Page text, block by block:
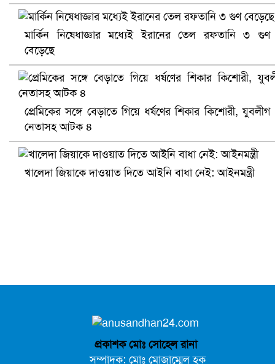
সৌদিতে ব্যাপক ধরপাকড়, এক সপ্তাহেই ২১ হাজারের বেশি
মার্কিন নিষেধাজ্ঞার মধ্যেই ইরানের তেল রফতানি ৩ গুণ
বেড়েছে
প্রেমিকের সঙ্গে বেড়াতে গিয়ে ধর্ষণের শিকার কিশোরী, যুবলীগ
নেতাসহ আটক ৪
খালেদা জিয়াকে দাওয়াত দিতে আইনি বাধা নেই: আইনমন্ত্রী
প্রকাশক মোঃ সোহেল রানা
সম্পাদক: মোঃ মোজাম্মেল হক